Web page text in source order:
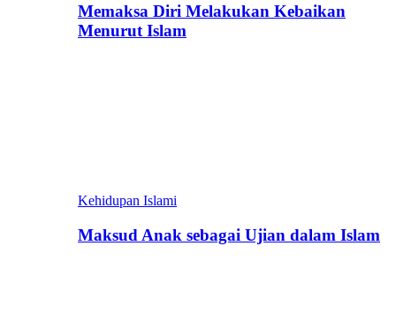
Memaksa Diri Melakukan Kebaikan
Menurut Islam
Kehidupan Islami
Maksud Anak sebagai Ujian dalam Islam